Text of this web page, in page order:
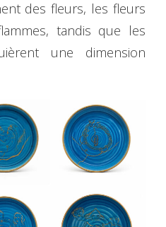
des fleurs, les fleurs
tandis que les
une dimension